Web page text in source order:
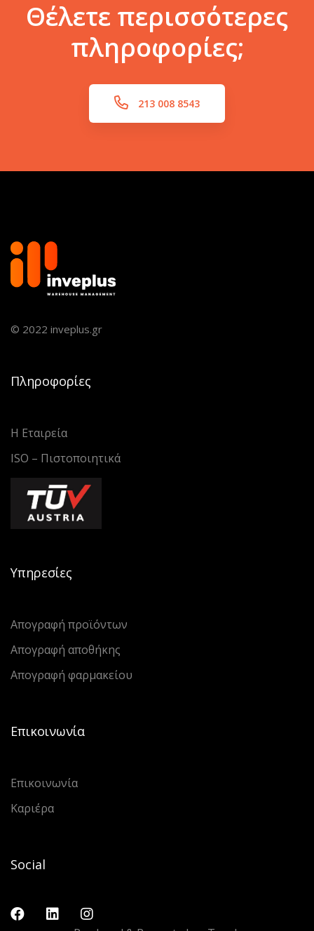
Θέλετε περισσότερες
πληροφορίες;
213 008 8543
© 2022 inveplus.gr
Πληροφορίες
Η Εταιρεία
ISO – Πιστοποιητικά
Υπηρεσίες
Απογραφή προϊόντων
Απογραφή αποθήκης
Απογραφή φαρμακείου
Επικοινωνία
Επικοινωνία
Καριέρα
Social